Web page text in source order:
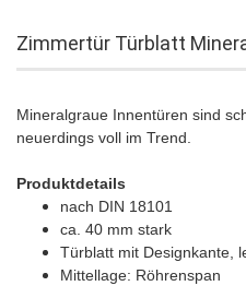
Zimmertür Türblatt
Mineralgraue Innentüren sind
neuerdings voll im Trend.
Produktdetails
nach DIN 18101
ca. 40 mm stark
Türblatt mit Designkante,
Mittellage: Röhrenspan